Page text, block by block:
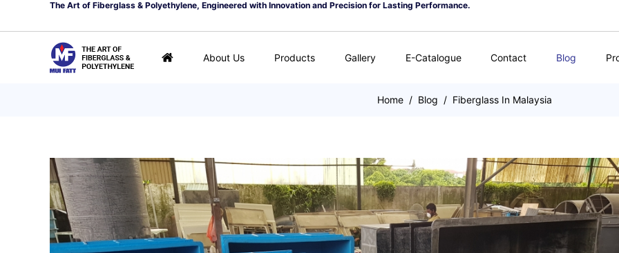
The Art of Fiberglass & Polyethylene, Engineered with Innovation and Precision for Lasting Performance.
About Us Products Gallery E-Catalogue Contact Blog
Home/ Blog / Fiberglass In Malaysia